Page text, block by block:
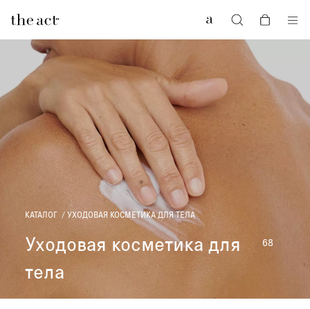
КАТАЛОГ УХОДОВАЯ КОСМЕТИКА ДЛЯ ТЕЛА
Уходовая косметика для
тела
68